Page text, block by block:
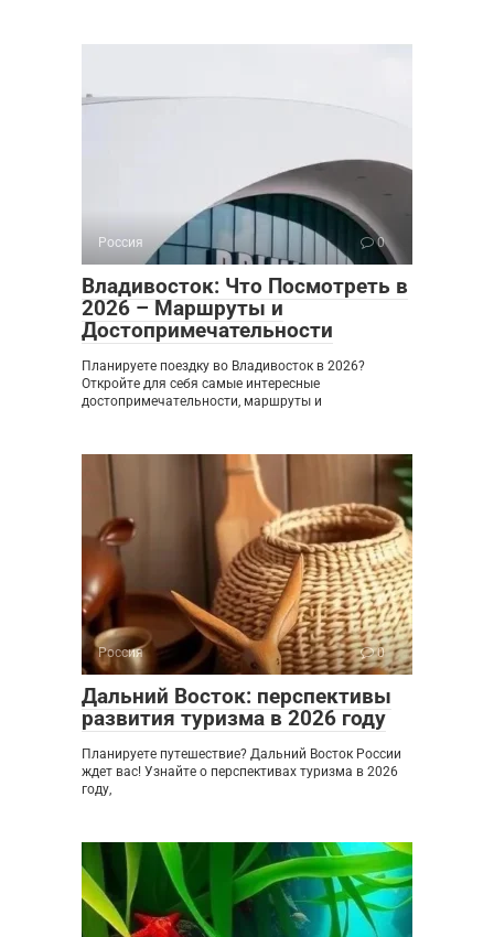
Россия 0
Владивосток: Что Посмотреть в
2026 – Маршруты и
Достопримечательности
Планируете поездку во Владивосток в 2026?
Откройте для себя самые интересные
достопримечательности, маршруты и
Россия 0
Дальний Восток: перспективы
развития туризма в 2026 году
Планируете путешествие? Дальний Восток России
ждет вас! Узнайте о перспективах туризма в 2026
году,